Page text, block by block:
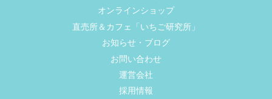
オンラインショップ
直売所＆カフェ「いちご研究所」
お知らせ・ブログ
お問い合わせ
運営会社
採用情報